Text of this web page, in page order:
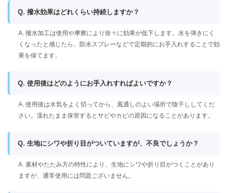
Q. 撥水効果はどれくらい持続しますか？
A. 撥水加工は使用や摩擦により徐々に効果が低下します。水を弾きにく
くなったと感じたら、防水スプレーなどで定期的にお手入れすることで効
果を保てます。
Q. 使用後はどのようにお手入れすればよいですか？
A. 使用後は水気をよく切ってから、風通しのよい場所で陰干ししてくだ
さい。濡れたまま保管するとサビやカビの原因になることがあります。
Q. 生地にシワや折り目がついていますが、不良でしょうか？
A. 素材やたたみ方の特性により、生地にシワや折り目がつくことがあり
ますが、通常使用には問題ございません。